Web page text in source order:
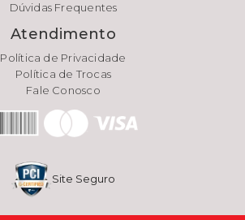
Dúvidas Frequentes
Atendimento
Política de Privacidade
Política de Trocas
Fale Conosco
Site Seguro